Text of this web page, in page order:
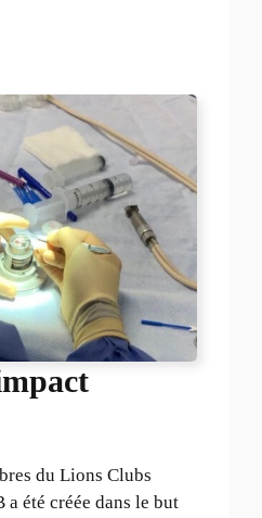
du Lions Clubs
été créée dans le but